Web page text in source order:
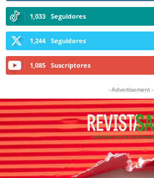
1,033 Seguidores
1,244 Seguidores
1,085 Suscriptores
- Advertisement -